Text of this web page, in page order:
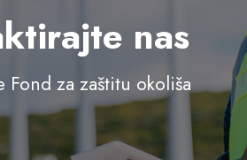
nas
Fond za zaštitu okoliša